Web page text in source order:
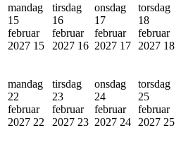
mandag
15
februar
2027 15
tirsdag
16
februar
2027 16
onsdag
17
februar
2027 17
torsdag
18
februar
2027 18
mandag
22
februar
2027 22
tirsdag
23
februar
2027 23
onsdag
24
februar
2027 24
torsdag
25
februar
2027 25